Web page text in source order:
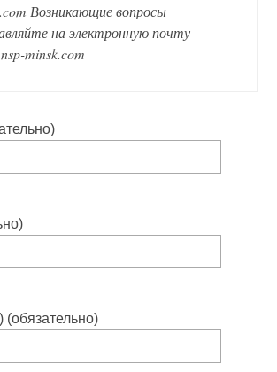
Возникающие вопросы
на электронную почту
minsk.com
(обязательно)